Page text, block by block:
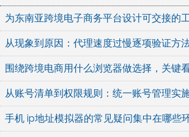
为东南亚跨境电子商务平台设计可交接的
从现象到原因：代理速度过慢逐项验证方
围绕跨境电商用什么浏览器做选择，关键
从账号清单到权限规则：统一账号管理实
手机 ip地址模拟器的常见疑问集中在哪些